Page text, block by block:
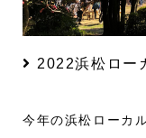
2022浜松ロー
今年の浜松ローカ